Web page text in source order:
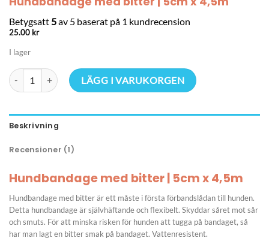
Betygsatt 5av 5 baserat på 1 kundrecension
25.00 kr
I lager
Hundbandage med bitter | 5cm x 4,5m mängd
LÄGG I VARUKORGEN
Beskrivning
Recensioner (1)
Hundbandage med bitter | 5cm x 4,5m
Hundbandage med bitter är ett måste i första förbandslådan till hunden.
Detta hundbandage är självhäftande och flexibelt. Skyddar såret mot sår
och smuts. För att minska risken för hunden att tugga på bandaget, så
har man lagt en bitter smak på bandaget. Vattenresistent.